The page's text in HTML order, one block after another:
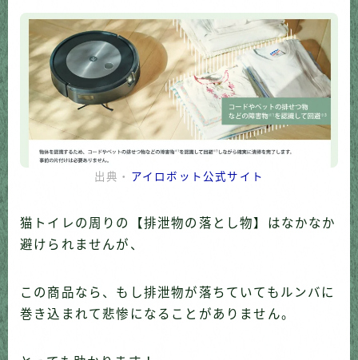
出典・ アイロボット公式サイト
猫トイレの周りの【排泄物の落とし物】はなかなか
避けられませんが、
この商品なら、もし排泄物が落ちていてもルンバに
巻き込まれて悲惨になることがありません。